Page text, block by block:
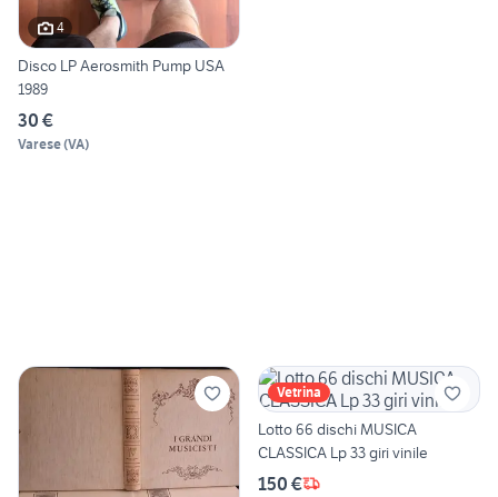
4
Disco LP Aerosmith Pump USA
1989
30 €
Varese(VA)
Vetrina
Lotto 66 dischi MUSICA
CLASSICA Lp 33 giri vinile
150 €